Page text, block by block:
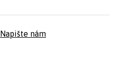
Napište nám